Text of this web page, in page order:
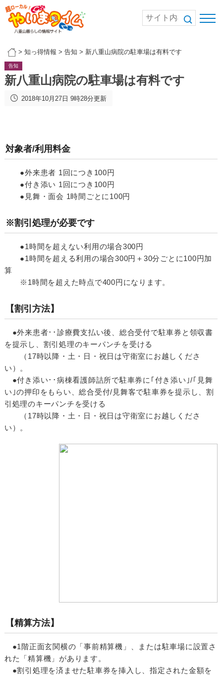
> 知っ得情報 > 告知 > 新八重山病院の駐車場は有料です
告知
新八重山病院の駐車場は有料です
2018年10月27日 9時28分更新
対象者/利用料金
●外来患者 1回につき100円
●付き添い 1回につき100円
●見舞・面会 1時間ごとに100円
※割引処理が必要です
●1時間を超えない利用の場合300円
●1時間を超える利用の場合300円＋30分ごとに100円加
算
※1時間を超えた時点で400円になります。
【割引方法】
●外来患者･･診療費支払い後、総合受付で駐車券と領収書
を提示し、割引処理のキーパンチを受ける
（17時以降・土・日・祝日は守衛室にお越しくださ
い）。
●付き添い･･病棟看護師詰所で駐車券に｢付き添い｣/｢見舞
い｣の押印をもらい、総合受付/見舞客で駐車券を提示し、割
引処理のキーパンチを受ける
（17時以降・土・日・祝日は守衛室にお越しくださ
い）。
【精算方法】
●1階正面玄関横の「事前精算機」、または駐車場に設置さ
れた「精算機」があります。
●割引処理を済ませた駐車券を挿入し、指定された金額を